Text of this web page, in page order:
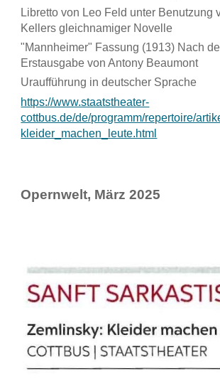
Libretto von Leo Feld unter Benutzung
Kellers gleichnamiger Novelle
"Mannheimer" Fassung (1913) Nach
Erstausgabe von Antony Beaumont
Uraufführung in deutscher Sprache
https://www.staatstheater-
cottbus.de/de/programm/repertoire/
kleider_machen_leute.html
Opernwelt, März 2025